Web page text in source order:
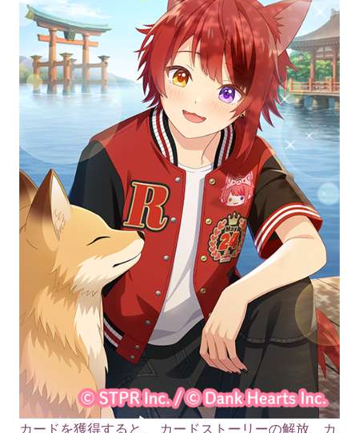
カードを獲得すると、 カードストーリーの解放、カ